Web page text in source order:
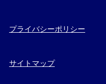
プライバシーポリシー
サイトマップ